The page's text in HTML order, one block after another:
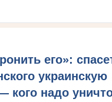
его»:
украинскую
кого надо